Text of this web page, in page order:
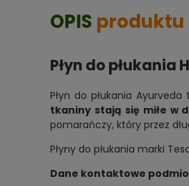
OPIS produktu
Płyn do płukania
Płyn do płukania
tkaniny stają się miłe w
pomarańczy, który przez
Płyny do płukania marki
Dane kontaktowe